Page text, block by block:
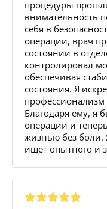
процедуры
внимательность
себя в
операции, врач
состоянии в
контролировал
обеспечивая
состояния. Я
профессионализм
Благодаря ему, я
операции и
жизнью без боли.
ищет опытного и